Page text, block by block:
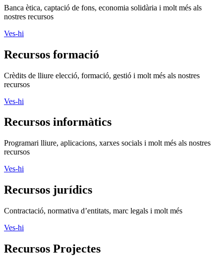
Banca ètica, captació de fons, economia solidària i molt més als
nostres recursos
Ves-hi
Recursos formació
Crèdits de lliure elecció, formació, gestió i molt més als nostres
recursos
Ves-hi
Recursos informàtics
Programari lliure, aplicacions, xarxes socials i molt més als nostres
recursos
Ves-hi
Recursos jurídics
Contractació, normativa d’entitats, marc legals i molt més
Ves-hi
Recursos Projectes